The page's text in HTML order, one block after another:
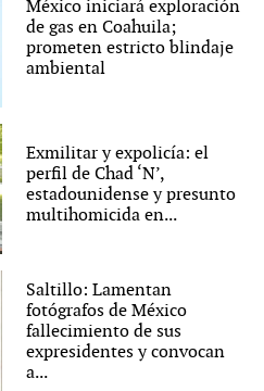
México iniciará exploración
de gas en Coahuila;
prometen estricto blindaje
ambiental
Exmilitar y expolicía: el
perfil de Chad ‘N’,
estadounidense y presunto
multihomicida en...
Saltillo: Lamentan
fotógrafos de México
fallecimiento de sus
expresidentes y convocan
a...